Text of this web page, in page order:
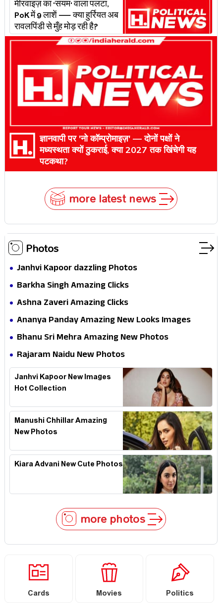
मीरवाइज़ का 'संयम' वाला पलटा,
PoK में 9 लाशें — क्या हुर्रियत अब
रावलपिंडी से मुँह मोड़ रही है?
ज्ञानवापी पर 'नो कॉम्प्रोमाइज़' — दोनों पक्षों ने
मध्यस्थता क्यों ठुकराई, क्या 2027 तक खिंचेगी यह
पटकथा?
more latest news
Photos
Janhvi Kapoor dazzling Photos
Barkha Singh Amazing Clicks
Ashna Zaveri Amazing Clicks
Ananya Panday Amazing New Looks Images
Bhanu Sri Mehra Amazing New Photos
Rajaram Naidu New Photos
Janhvi Kapoor New Images
Hot Collection
Manushi Chhillar Amazing
New Photos
Kiara Advani New Cute Photos
more photos
Cards Movies Politics